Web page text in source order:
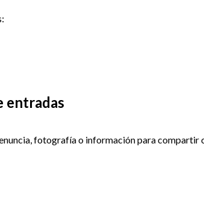
entradas
fotografía o información para compartir